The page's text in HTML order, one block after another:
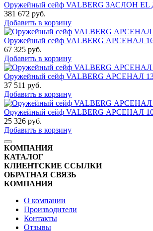
Оружейный сейф VALBERG ЗАСЛОН EL
381 672 руб.
Добавить в корзину
Оружейный сейф VALBERG АРСЕНАЛ
67 325 руб.
Добавить в корзину
Оружейный сейф VALBERG АРСЕНАЛ
37 511 руб.
Добавить в корзину
Оружейный сейф VALBERG АРСЕНАЛ
25 326 руб.
Добавить в корзину
КОМПАНИЯ
КАТАЛОГ
КЛИЕНТСКИЕ ССЫЛКИ
ОБРАТНАЯ СВЯЗЬ
КОМПАНИЯ
О компании
Производители
Контакты
Отзывы